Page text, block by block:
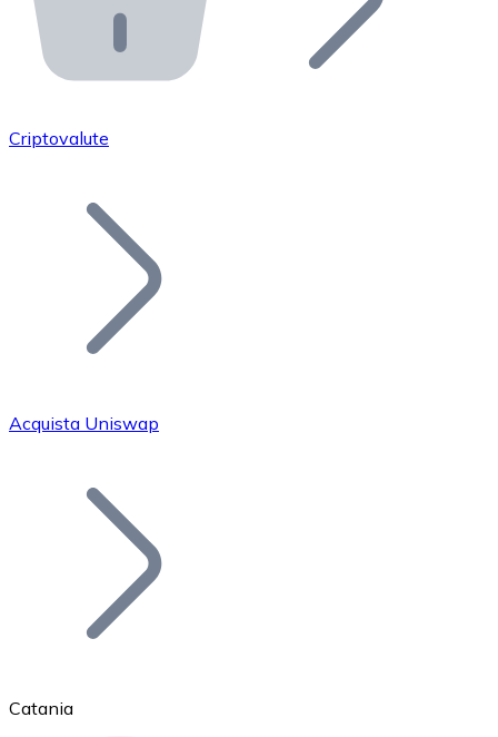
API Bitnovo
Integra la nostra API nel tuo ecosistema.
Unisciti alla nostra rete di rivenditori e
Aggiungi il token del tuo progetto al nostro servizio di
Bitcoin
Criptovalute
Acquista Uniswap
Catania